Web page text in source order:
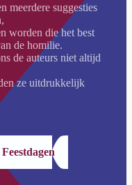
meerdere suggesties
worden die het best
de homilie.
de auteurs niet altijd
ze uitdrukkelijk